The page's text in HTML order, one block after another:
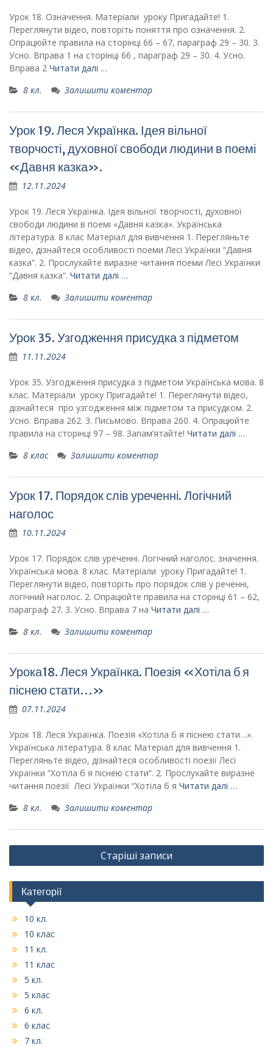
Урок 18. Означення. Матеріали уроку Пригадайте! 1.
Переглянути відео, повторіть поняття про означення. 2.
Опрацюйте правила на сторінці 66 – 67, параграф 29 – 30. 3.
Усно. Вправа 1 на сторінці 66 , параграф 29 – 30. 4. Усно.
Вправа 2 Читати далі …
8 кл.
Залишити коментар
Урок 19. Леся Українка. Ідея вільної
творчості, духовної свободи людини в поемі
«Давня казка».
12.11.2024
Урок 19. Леся Українка. Ідея вільної творчості, духовної
свободи людини в поемі «Давня казка». Українська
література. 8 клас Матеріал для вивчення 1. Перегляньте
відео, дізнайтеся особливості поеми Лесі Українки “Давня
казка”. 2. Прослухайте виразне читання поеми Лесі Українки
“Давня казка”. Читати далі …
8 кл.
Залишити коментар
Урок 35. Узгодження присудка з підметом
11.11.2024
Урок 35. Узгодження присудка з підметом Українська мова. 8
клас. Матеріали уроку Пригадайте! 1. Переглянути відео,
дізнайтеся про узгодження між підметом та присудком. 2.
Усно. Вправа 262. 3. Письмово. Вправа 260. 4. Опрацюйте
правила на сторінці 97 – 98. Запам’ятайте! Читати далі …
8 клас
Залишити коментар
Урок 17. Порядок слів уреченні. Логічний
наголос
10.11.2024
Урок 17. Порядок слів уреченні. Логічний наголос. значення.
Українська мова. 8 клас. Матеріали уроку Пригадайте! 1.
Переглянути відео, повторіть про порядок слів у реченні,
логічний наголос. 2. Опрацюйте правила на сторінці 61 – 62,
параграф 27. 3. Усно. Вправа 7 на Читати далі …
8 кл.
Залишити коментар
Урока18. Леся Українка. Поезія «Хотіла б я
піснею стати…»
07.11.2024
Урок 18. Леся Українка. Поезія «Хотіла б я піснею стати…».
Українська література. 8 клас Матеріал для вивчення 1.
Перегляньте відео, дізнайтеся особливості поезії Лесі
Українки “Хотіла б я піснею стати”. 2. Прослухайте виразне
читання поезії Лесі Українки “Хотіла б я Читати далі …
8 кл.
Залишити коментар
Навігація
записів
Старіші записи
Категорії
10 кл.
10 клас
11 кл.
11 клас
5 кл.
5 клас
6 кл.
6 клас
7 кл.